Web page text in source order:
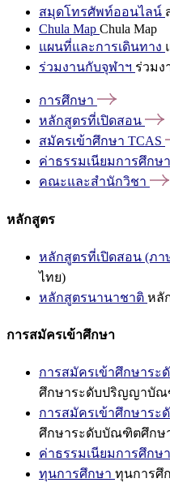
สมุดโทรศัพท์ออนไลน์
Chula Map Chula Map
แผนที่และการเดินทาง
ร่วมงานกับจุฬาฯ ร่วมง
การศึกษา
หลักสูตรที่เปิดสอน
สมัครเข้าศึกษา TCAS
ค่าธรรมเนียมการศึกษา
คณะและสำนักวิชา
หลักสูตร
หลักสูตรที่เปิดสอน (ภา
ไทย)
หลักสูตรนานาชาติ หลั
การสมัครเข้าศึกษา
การสมัครเข้าศึกษาร
ศึกษาระดับปริญญาบั
การสมัครเข้าศึกษาร
ศึกษาระดับบัณฑิตศึกษ
ค่าธรรมเนียมการศึกษา
ทุนการศึกษา ทุนการศึ